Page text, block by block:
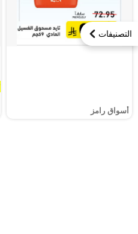
التصنيفات
أسواق رامز